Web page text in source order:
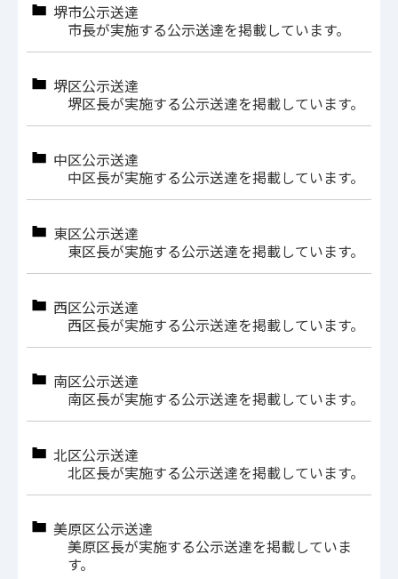
堺市公示送達
市長が実施する公示送達を掲載しています。
堺区公示送達
堺区長が実施する公示送達を掲載しています。
中区公示送達
中区長が実施する公示送達を掲載しています。
東区公示送達
東区長が実施する公示送達を掲載しています。
西区公示送達
西区長が実施する公示送達を掲載しています。
南区公示送達
南区長が実施する公示送達を掲載しています。
北区公示送達
北区長が実施する公示送達を掲載しています。
美原区公示送達
美原区長が実施する公示送達を掲載していま
す。